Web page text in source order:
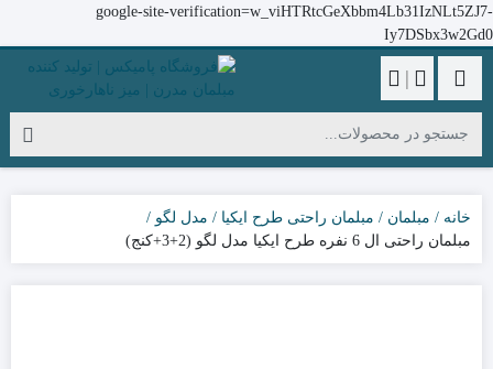
google-site-verification=w_viHTRtcGeXbbm4Lb31IzNLt5ZJ7-
Iy7DSbx3w2Gd0
|
خانه مبلمان مبلمان راحتی طرح ایکیا
مدل لگو
مبلمان راحتی ال 6 نفره طرح ایکیا مدل لگو (2+3+کنج)